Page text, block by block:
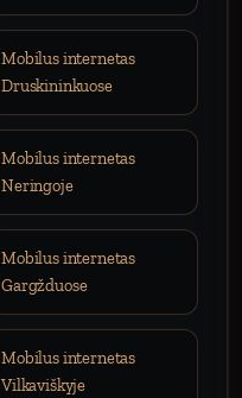
Mobilus internetas
Druskininkuose
Mobilus internetas
Neringoje
Mobilus internetas
Gargžduose
Mobilus internetas
Vilkaviškyje